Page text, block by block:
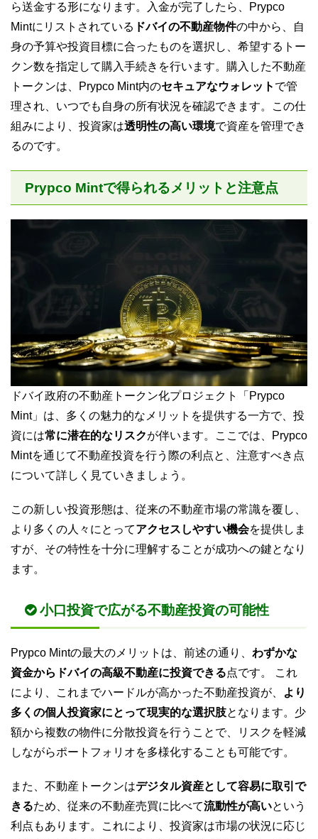
ら送金する形になります。入金が完了したら、Prypco
Mintにリストされている ドバイの不動産物件の中から、自
身の予算や投資目標に合ったものを選択し、希望するトー
クン数を指定して購入手続きを行います。購入した不動産
トークンは、Prypco Mint内のセキュアなウォレット で管
理され、いつでも自身の所有状況を確認できます。この仕
組みにより、投資家は透明性の高い環境で資産を管理でき
るのです。
Prypco Mintで得られるメリットと注意点
ドバイ政府の不動産トークン化プロジェクト「Prypco
Mint」は、多くの魅力的なメリットを提供する一方で、投
資には常に潜在的なリスクが伴います。ここでは、Prypco
Mintを通じて不動産投資を行う際の利点と、注意すべき点
について詳しく見ていきましょう。
この新しい投資形態は、従来の不動産市場の常識を覆し、
より多くの人々にとってアクセスしやすい機会を提供しま
すが、その特性を十分に理解することが成功への鍵となり
ます。
小口投資で広がる不動産投資の可能性
Prypco Mintの最大のメリットは、前述の通り、 わずかな
資金からドバイの高級不動産に投資できる点です。 これ
により、これまでハードルが高かった不動産投資が、
より
多くの個人投資家にとって現実的な選択肢となります。少
額から複数の物件に分散投資を行うことで、リスクを軽減
しながらポートフォリオを多様化することも可能です。
また、不動産トークンはデジタル資産として容易に取引で
きるため、従来の不動産売買に比べて流動性が高いという
利点もあります。これにより、投資家は市場の状況に応じ